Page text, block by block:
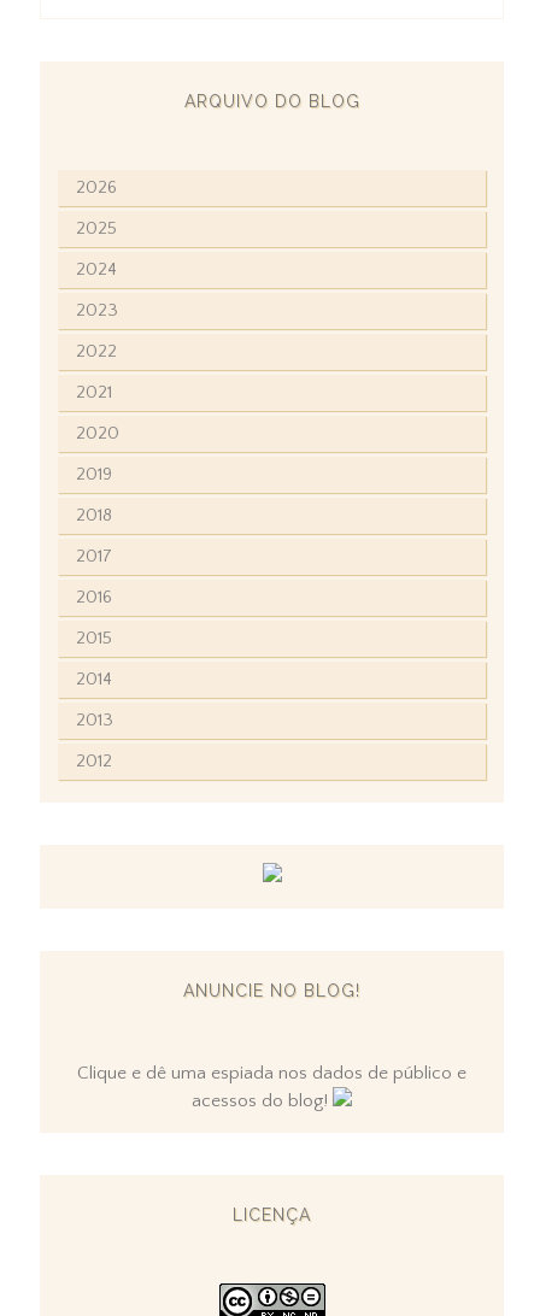
ARQUIVO DO BLOG
2026
2025
2024
2023
2022
2021
2020
2019
2018
2017
2016
2015
2014
2013
2012
ANUNCIE NO BLOG!
Clique e dê uma espiada nos dados de público e
acessos do blog!
LICENÇA